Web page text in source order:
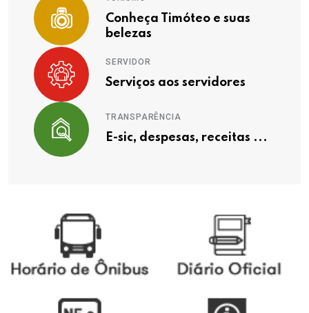
Conheça Timóteo e suas
belezas
SERVIDOR
Serviços aos servidores
TRANSPARÊNCIA
E-sic, despesas, receitas ...